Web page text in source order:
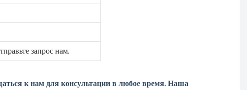
запрос нам.
к нам для консультации в любое время. Наша